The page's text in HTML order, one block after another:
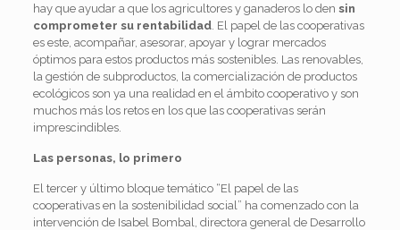
hay que ayudar a que los agricultores y ganaderos lo den sin
comprometer su rentabilidad. El papel de las cooperativas
es este, acompañar, asesorar, apoyar y lograr mercados
óptimos para estos productos más sostenibles. Las renovables,
la gestión de subproductos, la comercialización de productos
ecológicos son ya una realidad en el ámbito cooperativo y son
muchos más los retos en los que las cooperativas serán
imprescindibles.
Las personas, lo primero
El tercer y último bloque temático “El papel de las
cooperativas en la sostenibilidad social” ha comenzado con la
intervención de Isabel Bombal, directora general de Desarrollo